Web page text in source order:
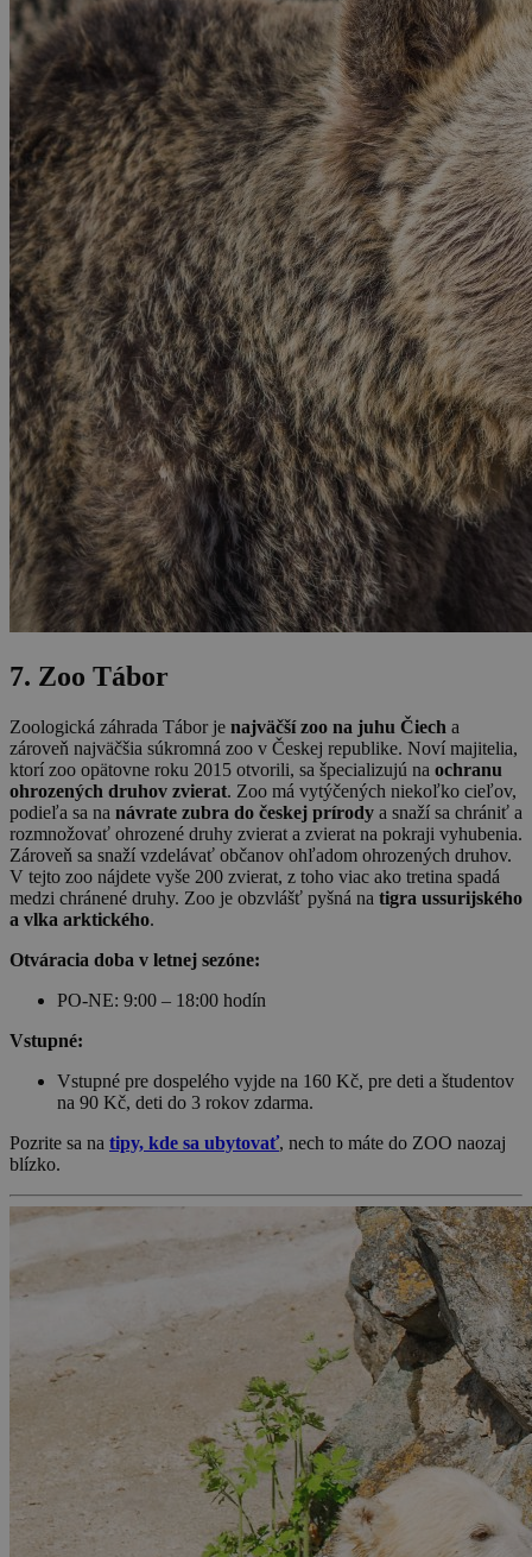
7. Zoo Tábor
Zoologická záhrada Tábor je najväčší zoo na juhu Čiech a
zároveň najväčšia súkromná zoo v Českej republike. Noví majitelia,
ktorí zoo opätovne roku 2015 otvorili, sa špecializujú na ochranu
ohrozených druhov zvierat. Zoo má vytýčených niekoľko cieľov,
podieľa sa na návrate zubra do českej prírody a snaží sa chrániť a
rozmnožovať ohrozené druhy zvierat a zvierat na pokraji vyhubenia.
Zároveň sa snaží vzdelávať občanov ohľadom ohrozených druhov.
V tejto zoo nájdete vyše 200 zvierat, z toho viac ako tretina spadá
medzi chránené druhy. Zoo je obzvlášť pyšná na tigra ussurijského
a vlka arktického.
Otváracia doba v letnej sezóne:
PO-NE: 9:00 – 18:00 hodín
Vstupné:
Vstupné pre dospelého vyjde na 160 Kč, pre deti a študentov
na 90 Kč, deti do 3 rokov zdarma.
Pozrite sa na tipy, kde sa ubytovať, nech to máte do ZOO naozaj
blízko.